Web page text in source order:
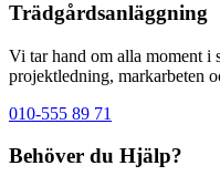
Trädgårdsanläggning
Vi tar hand om alla moment i
projektledning, markarbeten
010-555 89 71
Behöver du Hjälp?